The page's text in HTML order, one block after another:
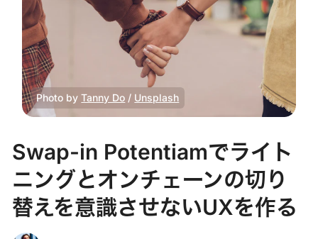
Photo byTanny Do / Unsplash
Swap-in Potentiamでライト
ニングとオンチェーンの切り
替えを意識させないUXを作る